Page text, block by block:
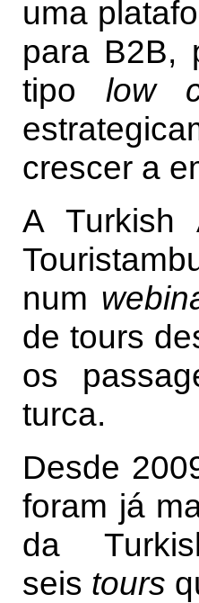
uma
para B2B,
tipo low
crescer a
A Turkish
num
de tours
os
turca.
Desde
foram já
da
seis tours